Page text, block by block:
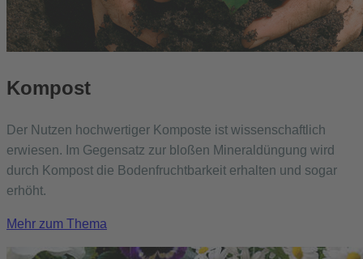
Kompost
Der Nutzen hochwertiger Komposte ist wissenschaftlich
erwiesen. Im Gegensatz zur bloßen Mineraldüngung wird
durch Kompost die Bodenfruchtbarkeit erhalten und sogar
erhöht.
Mehr zum Thema